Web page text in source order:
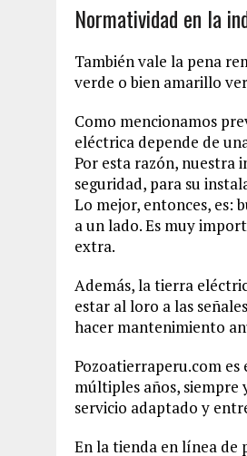
Normatividad en la
También vale la pena
verde o bien amarillo
Como mencionamos
eléctrica depende de
Por esta razón, nuestra
seguridad, para su
Lo mejor, entonces, es:
a un lado. Es muy
extra.
Además, la tierra
estar al loro a las
hacer mantenimiento
Pozoatierraperu.com es
múltiples años,
servicio adaptado y
En la tienda en línea de